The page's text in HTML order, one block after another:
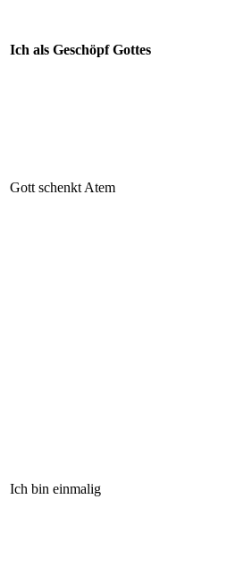
Ich als Geschöpf Gottes
Gott schenkt Atem
Ich bin einmalig